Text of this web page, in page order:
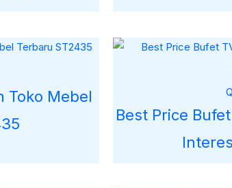
Toko Mebel
Best Price